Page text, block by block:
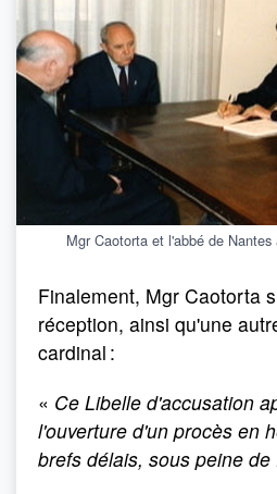
Mgr Caotorta et l'abbé de
Finalement, Mgr Caotorta
réception, ainsi qu'une
cardinal :
« Ce Libelle d'accusation
l'ouverture d'un procès en
brefs délais, sous peine de